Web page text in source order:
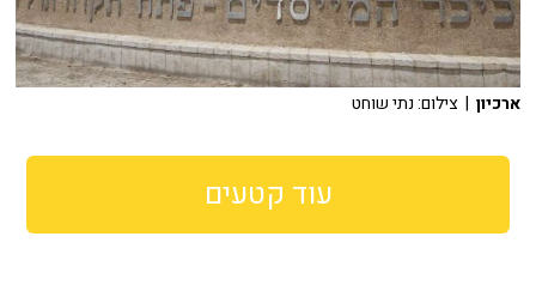
ארכיון | צילום: נתי שוחט
עוד קטעים